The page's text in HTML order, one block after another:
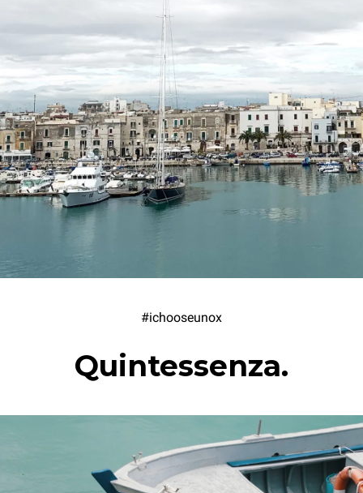
#ichooseunox
Quintessenza.